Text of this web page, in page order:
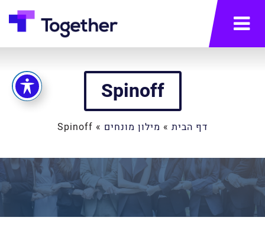
תפריט
Spinoff
דף הבית » מילון מונחים »
Spinoff